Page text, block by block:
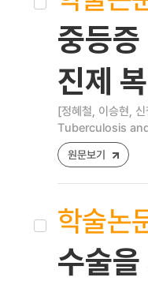
중등
진제
[정혜철, 이승현,
Tuberculosis
원문보기
학술논
수술